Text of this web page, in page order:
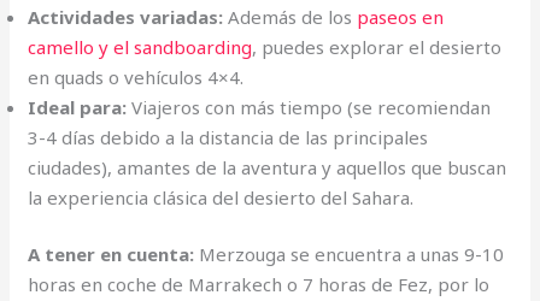
Actividades variadas: Además de los paseos en
camello y el sandboarding, puedes explorar el desierto
en quads o vehículos 4×4.
Ideal para: Viajeros con más tiempo (se recomiendan
3-4 días debido a la distancia de las principales
ciudades), amantes de la aventura y aquellos que buscan
la experiencia clásica del desierto del Sahara.
A tener en cuenta: Merzouga se encuentra a unas 9-10
horas en coche de Marrakech o 7 horas de Fez, por lo